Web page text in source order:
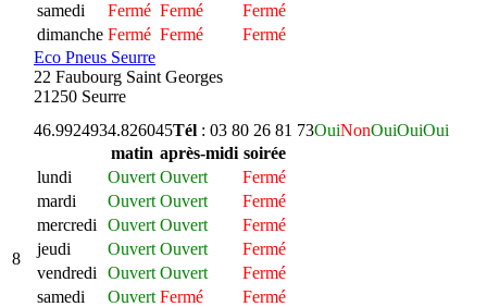
samedi
Fermé Fermé
Fermé
dimanche Fermé Fermé
Fermé
Eco Pneus Seurre
22 Faubourg Saint Georges
21250 Seurre
8
46.9924934.826045Tél : 03 80 26 81 73OuiNonOuiOuiOui
matin après-midi soirée
lundi
Ouvert Ouvert
Fermé
mardi
Ouvert Ouvert
Fermé
mercredi
Ouvert Ouvert
Fermé
jeudi
Ouvert Ouvert
Fermé
vendredi
Ouvert Ouvert
Fermé
samedi
Ouvert Fermé
Fermé